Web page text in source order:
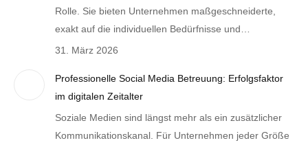
Rolle. Sie bieten Unternehmen maßgeschneiderte,
exakt auf die individuellen Bedürfnisse und…
31. März 2026
Professionelle Social Media Betreuung: Erfolgsfaktor
im digitalen Zeitalter
Soziale Medien sind längst mehr als ein zusätzlicher
Kommunikationskanal. Für Unternehmen jeder Größe